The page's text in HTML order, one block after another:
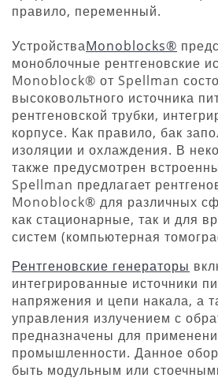
правило, переменный.
УстройстваMonoblocks®
моноблочные рентгеновские
Monoblock® от Spellman
высоковольтного источника
рентгеновской трубки,
корпусе. Как правило, бак
изоляции и охлаждения. В
также предусмотрен
Spellman предлагает
Monoblock® для различных
как стационарные, так и для
систем (компьютерная
Рентгеновские генераторы
интегрированные источники
напряжения и цепи накала, а
управления излучением с
предназначены для
промышленности. Данное
быть модульным или